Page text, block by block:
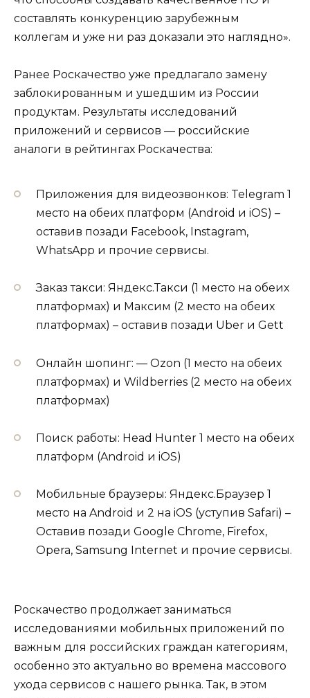
составлять конкуренцию зарубежным
коллегам и уже ни раз доказали это наглядно».
Ранее Роскачество уже предлагало замену
заблокированным и ушедшим из России
продуктам. Результаты исследований
приложений и сервисов — российские
аналоги в рейтингах Роскачества:
Приложения для видеозвонков: Telegram 1
место на обеих платформ (Android и iOS) –
оставив позади Facebook, Instagram,
WhatsApp и прочие сервисы.
Заказ такси: Яндекс.Такси (1 место на обеих
платформах) и Максим (2 место на обеих
платформах) – оставив позади Uber и Gett
Онлайн шопинг: — Ozon (1 место на обеих
платформах) и Wildberries (2 место на обеих
платформах)
Поиск работы: Head Hunter 1 место на обеих
платформ (Android и iOS)
Мобильные браузеры: Яндекс.Браузер 1
место на Android и 2 на iOS (уступив Safari) –
Оставив позади Google Chrome, Firefox,
Opera, Samsung Internet и прочие сервисы.
Роскачество продолжает заниматься
исследованиями мобильных приложений по
важным для российских граждан категориям,
особенно это актуально во времена массового
ухода сервисов с нашего рынка. Так, в этом